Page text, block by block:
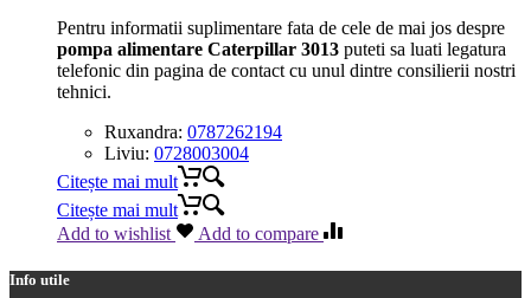
Pentru informatii suplimentare fata de cele de mai jos despre
pompa alimentare Caterpillar 3013 puteti sa luati legatura
telefonic din pagina de contact cu unul dintre consilierii nostri
tehnici.
Ruxandra: 0787262194
Liviu: 0728003004
Citește mai mult
Citește mai mult
Add to wishlist
Add to compare
Info utile